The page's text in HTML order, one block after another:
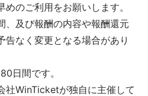
のご利用をお願いします。
、及び報酬の内容や報酬還元
告なく変更となる場合があり
日間です。
社WinTicketが独自に主催して